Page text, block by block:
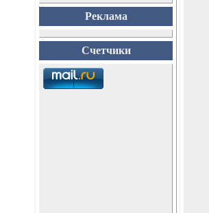
Реклама
Счетчики